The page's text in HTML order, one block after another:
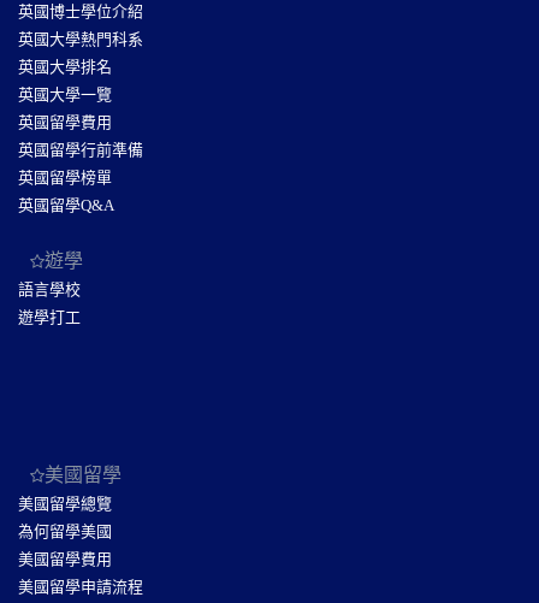
英國博士學位介紹
英國大學熱門科系
英國大學排名
英國大學一覽
英國留學費用
英國留學行前準備
英國留學榜單
英國留學Q&A
遊學
語言學校
遊學打工
美國留學
美國留學總覽
為何留學美國
美國留學費用
美國留學申請流程